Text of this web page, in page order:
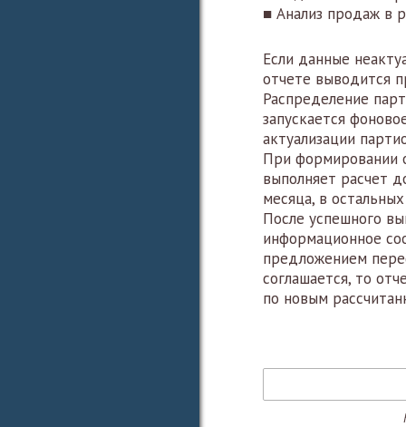
■ Анализ продаж в
Если данные
отчете выводится
Распределение
запускается
актуализации
При формировании
выполняет расчет
месяца, в
После успешного
информационное
предложением
соглашается, то
по новым